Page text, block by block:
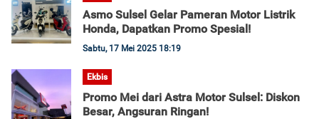
Asmo Sulsel Gelar Pameran Motor Listrik
Honda, Dapatkan Promo Spesial!
Sabtu, 17 Mei 2025 18:19
Ekbis
Promo Mei dari Astra Motor Sulsel: Diskon
Besar, Angsuran Ringan!